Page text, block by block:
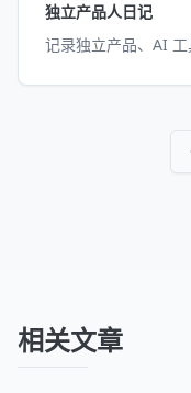
独立产品人日记
记录独立产品、AI 工
相关文章